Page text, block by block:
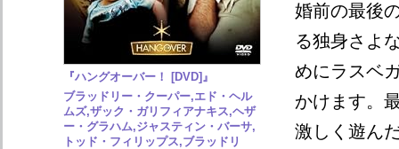
『ハングオーバー！ [DVD]』
ブラッドリー・クーパー,エド・ヘル
ムズ,ザック・ガリフィアナキス,ヘザ
ー・グラハム,ジャスティン・バーサ,
トッド・フィリップス,ブラッドリ
婚前の最後
る独身さよ
めにラスベ
かけます。
激しく遊ん